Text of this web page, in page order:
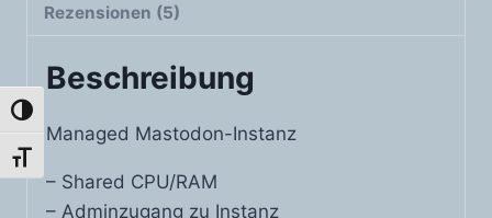
Umschalten auf hohe Kontraste
Schrift vergrößern
Rezensionen (5)
Beschreibung
Managed Mastodon-Instanz
– Shared CPU/RAM
– Adminzugang zu Instanz